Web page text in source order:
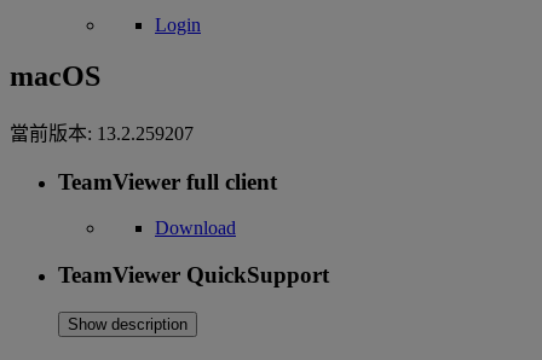
Login
macOS
當前版本: 13.2.259207
TeamViewer full client
Download
TeamViewer QuickSupport
Show description